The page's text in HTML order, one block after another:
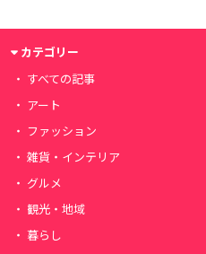
カテゴリー
すべての記事
アート
ファッション
雑貨・インテリア
グルメ
観光・地域
暮らし